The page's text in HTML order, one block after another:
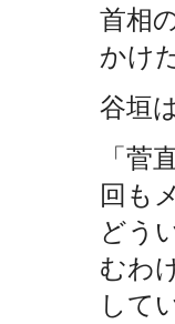
首相
かけ
谷垣
「
回も
どう
むわ
して